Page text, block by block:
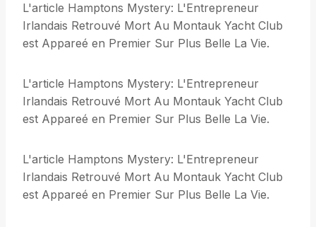
L'article Hamptons Mystery: L'Entrepreneur
Irlandais Retrouvé Mort Au Montauk Yacht Club
est Appareé en Premier Sur Plus Belle La Vie.
L'article Hamptons Mystery: L'Entrepreneur
Irlandais Retrouvé Mort Au Montauk Yacht Club
est Appareé en Premier Sur Plus Belle La Vie.
L'article Hamptons Mystery: L'Entrepreneur
Irlandais Retrouvé Mort Au Montauk Yacht Club
est Appareé en Premier Sur Plus Belle La Vie.